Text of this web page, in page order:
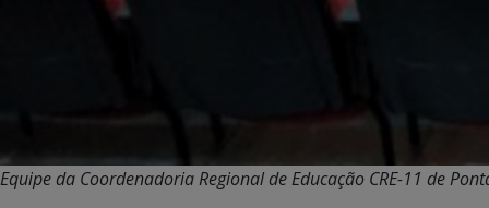
Equipe da Coordenadoria Regional de Educação CRE-11 de